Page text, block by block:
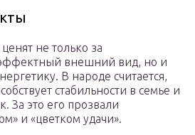
не только за
внешний вид, но и
В народе считается,
стабильности в семье и
За это его прозвали
и «цветком удачи».